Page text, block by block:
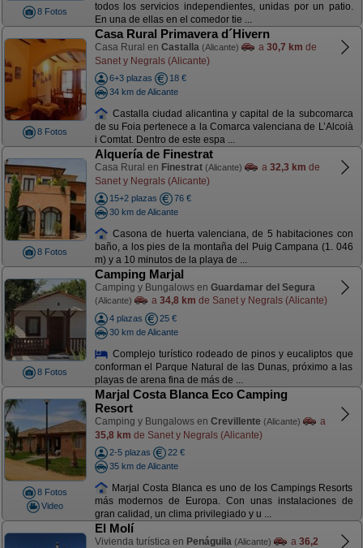
8 Fotos
todos los servicios independientes, unidas por un patio.
En una de ellas en el comedor tie ...
8 Fotos
Casa Rural Primavera d´Hivern
Casa Rural en Castalla (Alicante) a 30,7 km de
Sanet y Negrals (Alicante)
6+3 plazas
18 €
34 km de Alicante
Castalla ciudad alicantina y capital de la subcomarca
de su Foia pertenece a la Comarca valenciana de L’Alcoià
i Comtat. Dentro de este espa ...
8 Fotos
Alquería de Finestrat
Casa Rural en Finestrat (Alicante) a 32,3 km de
Sanet y Negrals (Alicante)
15+2 plazas
76 €
30 km de Alicante
Casona de huerta valenciana, de 5 habitaciones con
baño, a los pies de la montaña del Puig Campana (1. 046
m) y a 10 minutos de la playa de ...
8 Fotos
Camping Marjal
Camping y Bungalows en Guardamar del Segura
(Alicante) a 34,8 km de Sanet y Negrals (Alicante)
4 plazas
25 €
30 km de Alicante
Complejo turístico rodeado de pinos y eucaliptos que
conforman el Parque Natural de las Dunas, próximo a las
playas de arena fina de más de ...
8 Fotos
Video
Marjal Costa Blanca Eco Camping
Resort
Camping y Bungalows en Crevillente (Alicante)
a
35,8 km de Sanet y Negrals (Alicante)
2-5 plazas
22 €
35 km de Alicante
Marjal Costa Blanca es uno de los Campings Resorts
más modernos de Europa. Con unas instalaciones de
gran calidad, un clima privilegiado y u ...
El Molí
Vivienda turística en Penáguila (Alicante) a 36,2